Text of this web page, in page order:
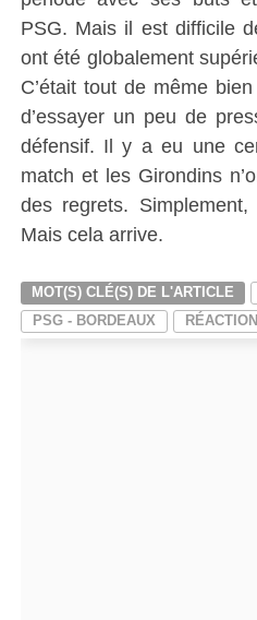
PSG. Mais il est difficile
ont été globalement
C’était tout de même
d’essayer un peu de
défensif. Il y a eu une
match et les Girondins
des regrets.
Mais cela arrive.
MOT(S) CLÉ(S) DE L'ARTICLE
PSG - BORDEAUX